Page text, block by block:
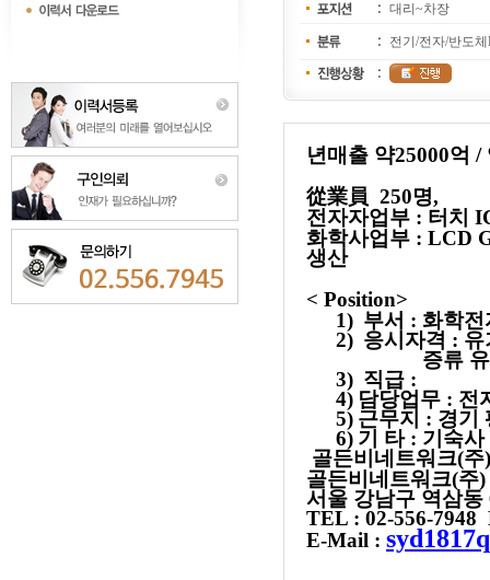
대리~차장
전기/전자/반도
년매출 약25000억 /
從業員 250명,
전자자업부 : 터치
화학사업부 : LCD
생산
< Position>
1) 부서 : 화학
2) 응시자격 : 유
증류
3) 직급:
4) 담당업무: 전
5) 근무지 : 경기
6) 기 타: 기숙사
골든비네트워크(주)
골든비네트워크(주)
서울 강남구 역삼동
TEL : 02-556-7948
E-Mail :